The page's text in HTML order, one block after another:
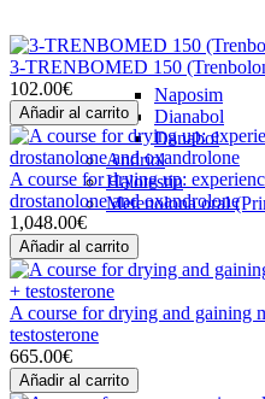
Naposim
Dianabol
Danabol
Andriol
Halotestin
Metenolona oral
3-TRENBOMED 150
102.00€
Añadir al carrito
A course for drying up:
drostanolone and oxandrolone
1,048.00€
Añadir al carrito
A course for drying and gaining
testosterone
665.00€
Añadir al carrito